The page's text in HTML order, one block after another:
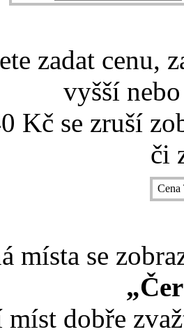
zadat cenu,
vyšší
Kč se zruší
či
místa se
míst dobře